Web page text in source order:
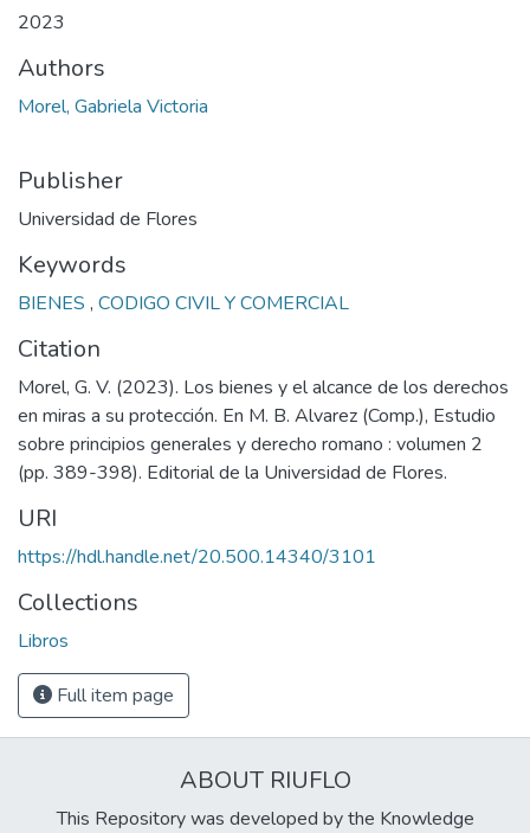
2023
Authors
Morel, Gabriela Victoria
Publisher
Universidad de Flores
Keywords
BIENES , CODIGO CIVIL Y COMERCIAL
Citation
Morel, G. V. (2023). Los bienes y el alcance de los derechos
en miras a su protección. En M. B. Alvarez (Comp.), Estudio
sobre principios generales y derecho romano : volumen 2
(pp. 389-398). Editorial de la Universidad de Flores.
URI
https://hdl.handle.net/20.500.14340/3101
Collections
Libros
Full item page
ABOUT RIUFLO
This Repository was developed by the Knowledge